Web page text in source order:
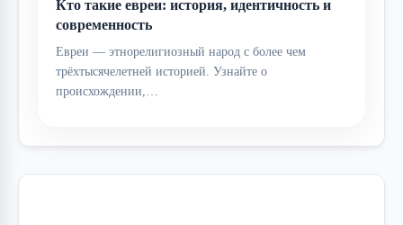
Кто такие евреи: история, идентичность и
современность
Евреи — этнорелигиозный народ с более чем
трёхтысячелетней историей. Узнайте о
происхождении,…